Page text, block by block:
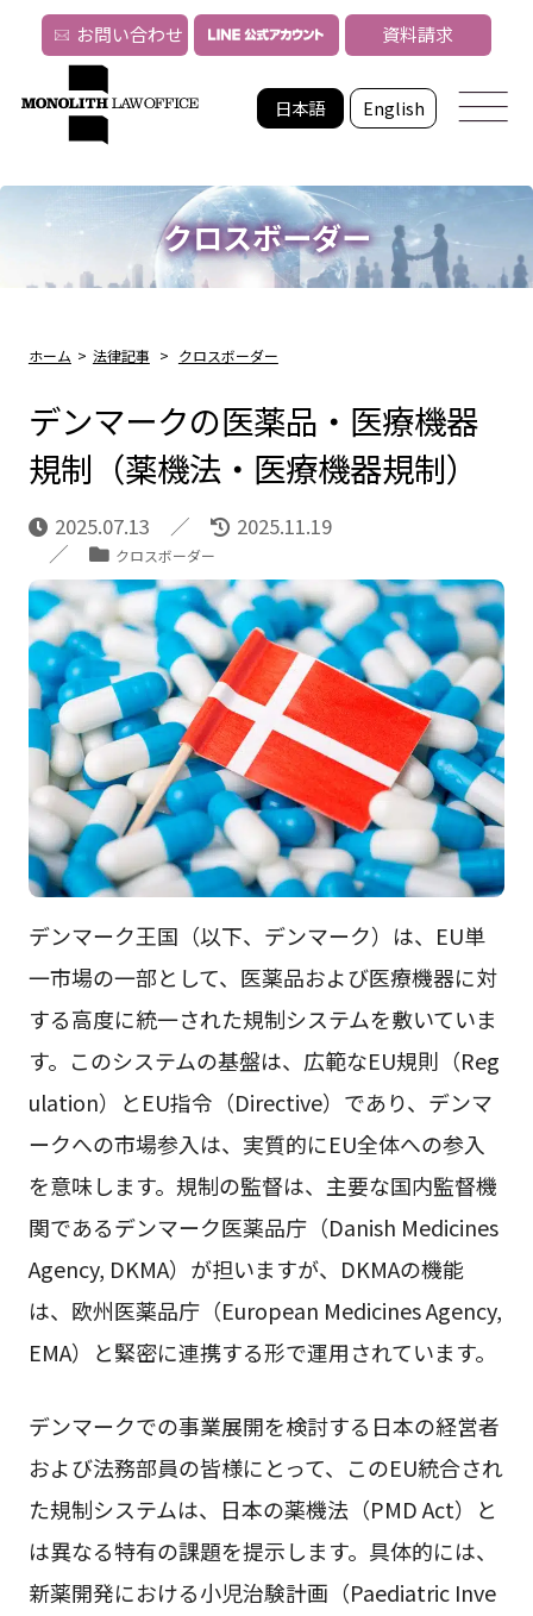
日本語 English
お問い合わせ 資料請求
クロスボーダー
ホーム > 法律記事 > クロスボーダー
デンマークの医薬品・医療機器
規制（薬機法・医療機器規制）
2025.07.13 2025.11.19
クロスボーダー
デンマーク王国（以下、デンマーク）は、EU単
一市場の一部として、医薬品および医療機器に対
する高度に統一された規制システムを敷いていま
す。このシステムの基盤は、広範なEU規則（Reg
ulation）とEU指令（Directive）であり、デンマ
ークへの市場参入は、実質的にEU全体への参入
を意味します。規制の監督は、主要な国内監督機
関であるデンマーク医薬品庁（Danish Medicines
Agency, DKMA）が担いますが、DKMAの機能
は、欧州医薬品庁（European Medicines Agency,
EMA）と緊密に連携する形で運用されています。
デンマークでの事業展開を検討する日本の経営者
および法務部員の皆様にとって、このEU統合され
た規制システムは、日本の薬機法（PMD Act）と
は異なる特有の課題を提示します。具体的には、
新薬開発における小児治験計画（Paediatric Inve